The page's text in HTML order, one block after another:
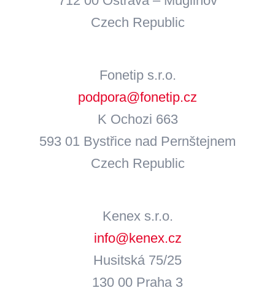
Czech Republic
Fonetip s.r.o.
podpora@fonetip.cz
K Ochozi 663
593 01 Bystřice nad Pernštejnem
Czech Republic
Kenex s.r.o.
info@kenex.cz
Husitská 75/25
130 00 Praha 3